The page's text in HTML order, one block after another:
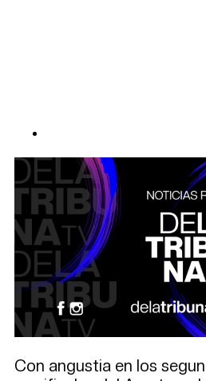
Con angustia en los